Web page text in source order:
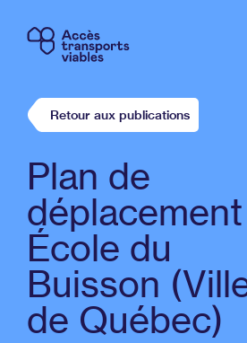
Retour aux publications
Plan de
École du
Buisson
de Québec)